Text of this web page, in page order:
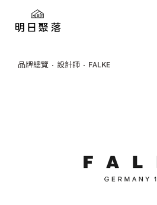
品牌總覽 設計師 FALKE